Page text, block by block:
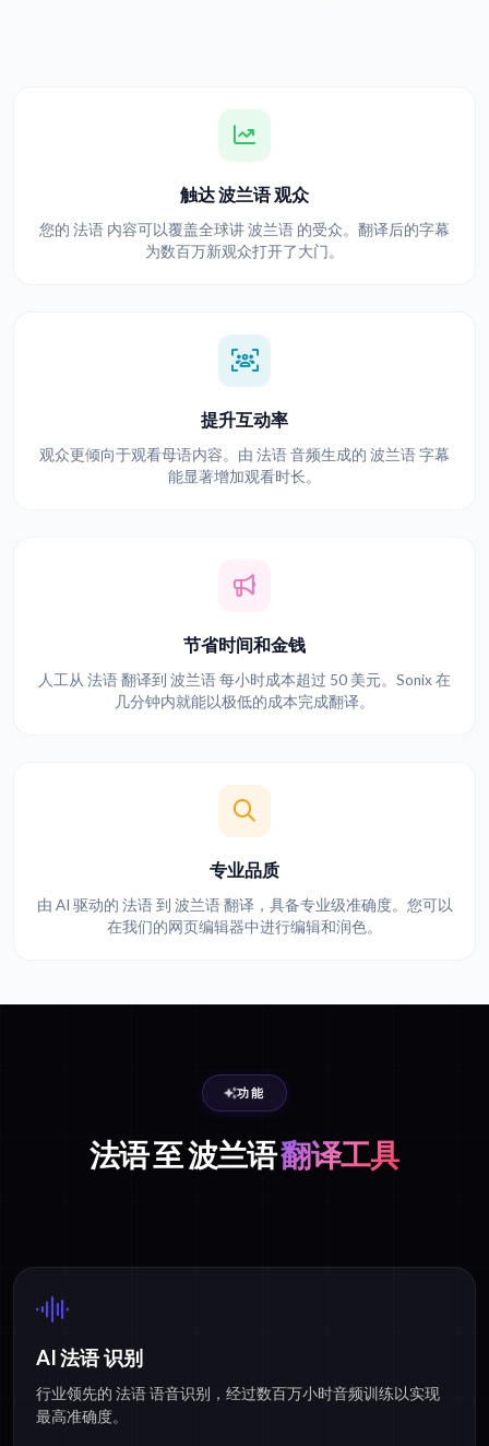
触达 波兰语 观众
您的 法语 内容可以覆盖全球讲 波兰语 的受众。翻译后的字幕
为数百万新观众打开了大门。
提升互动率
观众更倾向于观看母语内容。由 法语 音频生成的 波兰语 字幕
能显著增加观看时长。
节省时间和金钱
人工从 法语 翻译到 波兰语 每小时成本超过 50 美元。Sonix 在
几分钟内就能以极低的成本完成翻译。
专业品质
由 AI 驱动的 法语 到 波兰语 翻译，具备专业级准确度。您可以
在我们的网页编辑器中进行编辑和润色。
功能
法语 至 波兰语翻译工具
AI 法语 识别
行业领先的 法语 语音识别，经过数百万小时音频训练以实现
最高准确度。